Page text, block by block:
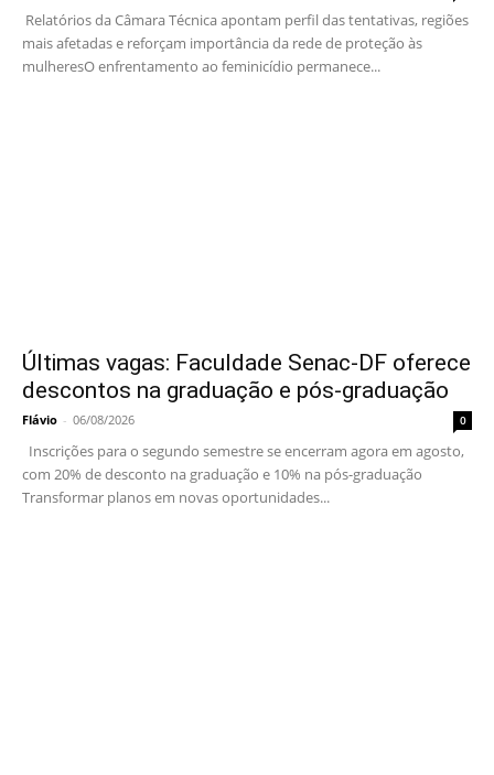
Relatórios da Câmara Técnica apontam perfil das tentativas, regiões
mais afetadas e reforçam importância da rede de proteção às
mulheresO enfrentamento ao feminicídio permanece...
Últimas vagas: Faculdade Senac-DF oferece
descontos na graduação e pós-graduação
Flávio - 06/08/2026 0
Inscrições para o segundo semestre se encerram agora em agosto,
com 20% de desconto na graduação e 10% na pós-graduação
Transformar planos em novas oportunidades...